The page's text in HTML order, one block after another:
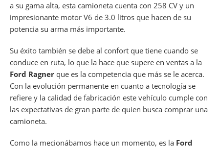
a su gama alta, esta camioneta cuenta con 258 CV y un
impresionante motor V6 de 3.0 litros que hacen de su
potencia su arma más importante.
Su éxito también se debe al confort que tiene cuando se
conduce en ruta, lo que la hace que supere en ventas a la
Ford Ragner que es la competencia que más se le acerca.
Con la evolución permanente en cuanto a tecnología se
refiere y la calidad de fabricación este vehículo cumple con
las expectativas de gran parte de quien busca comprar una
camioneta.
Como la mecionábamos hace un momento, es la Ford